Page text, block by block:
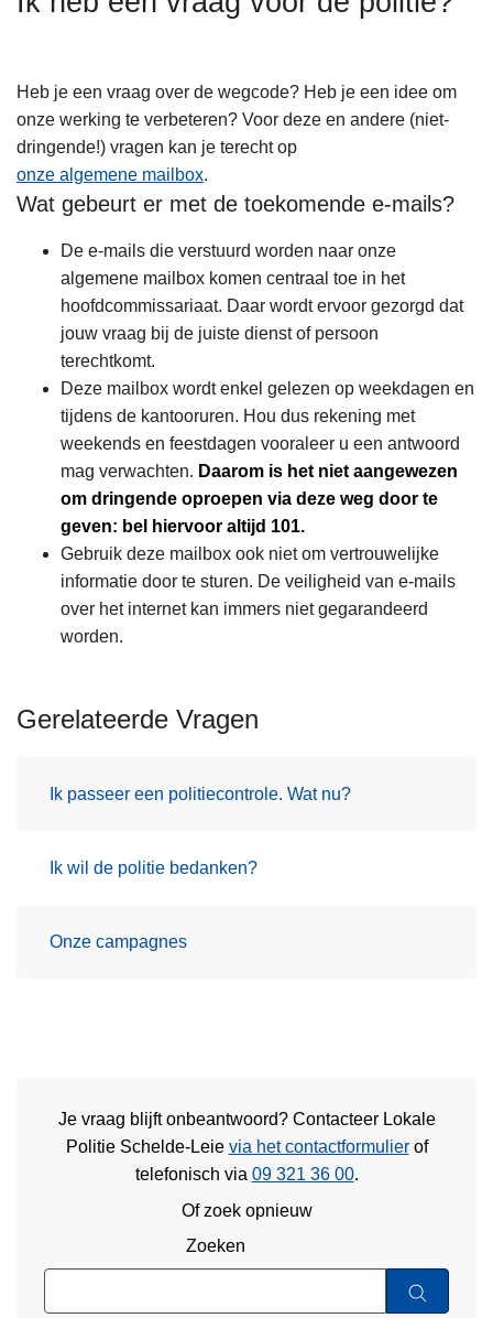
Heb je een vraag over de wegcode? Heb je een idee om
onze werking te verbeteren? Voor deze en andere (niet-
dringende!) vragen kan je terecht op
onze algemene mailbox.
Wat gebeurt er met de toekomende e-mails?
De e-mails die verstuurd worden naar onze
algemene mailbox komen centraal toe in het
hoofdcommissariaat. Daar wordt ervoor gezorgd dat
jouw vraag bij de juiste dienst of persoon
terechtkomt.
Deze mailbox wordt enkel gelezen op weekdagen en
tijdens de kantooruren. Hou dus rekening met
weekends en feestdagen vooraleer u een antwoord
mag verwachten. Daarom is het niet aangewezen
om dringende oproepen via deze weg door te
geven: bel hiervoor altijd 101.
Gebruik deze mailbox ook niet om vertrouwelijke
informatie door te sturen. De veiligheid van e-mails
over het internet kan immers niet gegarandeerd
worden.
Gerelateerde Vragen
Ik passeer een politiecontrole. Wat nu?
Ik wil de politie bedanken?
Onze campagnes
Je vraag blijft onbeantwoord? Contacteer Lokale
Politie Schelde-Leie via het contactformulierof
telefonisch via 09 321 36 00.
Of zoek opnieuw
Zoeken